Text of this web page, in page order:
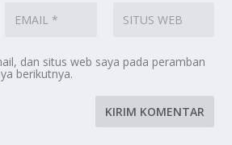
dan situs web saya pada peramban
berikutnya.